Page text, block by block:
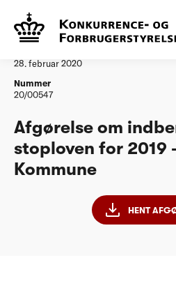
Vandtilsyn
28. februar 2020
Nummer
20/00547
Afgørelse om
stoploven for 2019
Kommune
HENT